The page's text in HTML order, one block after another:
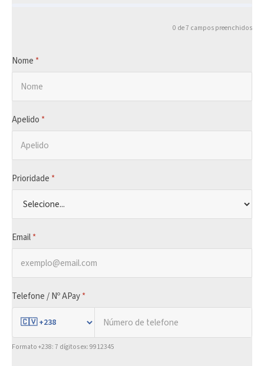
0 de 7 campos preenchidos
Nome *
Apelido *
Prioridade *
Email*
Telefone / Nº APay*
Formato +238: 7 dígitos ex: 9912345